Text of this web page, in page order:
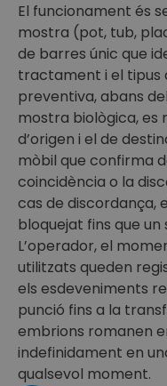
El funcionament és
mostra (pot, tub,
de barres únic que
tractament i el tipus
preventiva, abans
mostra biològica, es
d’origen i el de
mòbil que confirma
coincidència o la
cas de discordança,
bloquejat fins que
L’operador, el
utilitzats queden
els esdeveniments
punció fins a la
embrions romanen
indefinidament en
qualsevol moment.